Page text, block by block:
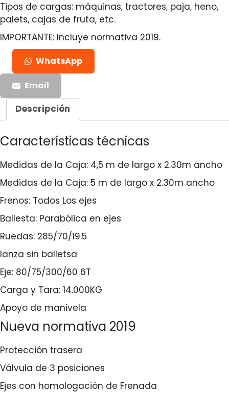
Tipos de cargas: máquinas, tractores, paja, heno,
palets, cajas de fruta, etc.
IMPORTANTE: Incluye normativa 2019.
WhatsApp
Email
Descripción
Características técnicas
Medidas de la Caja: 4,5 m de largo x 2.30m ancho
Medidas de la Caja: 5 m de largo x 2.30m ancho
Frenos: Todos Los ejes
Ballesta: Parabólica en ejes
Ruedas: 285/70/19.5
lanza sin balletsa
Eje: 80/75/300/60 6T
Carga y Tara: 14.000KG
Apoyo de manivela
Nueva normativa 2019
Protección trasera
Válvula de 3 posiciones
Ejes con homologación de Frenada